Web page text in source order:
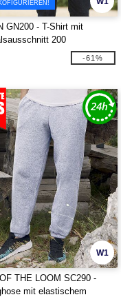
GN200 - T-Shirt mit
200
-61%
W1
THE LOOM SC290 -
mit elastischem